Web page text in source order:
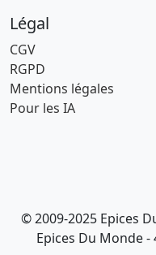
Légal
CGV
RGPD
Mentions légales
Pour les IA
© 2009-2025 Epices
Epices Du Monde